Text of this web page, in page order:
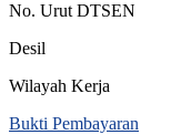
No. Urut DTSEN
Desil
Wilayah Kerja
Bukti Pembayaran